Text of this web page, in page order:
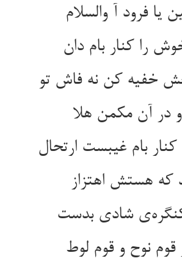
فرود آ والسلام
را کنار بام دان
خفیه کن نه فاش تو
در آن مکمن هلا
بام غیبست ارتحال
که هستش اهتزاز
شادی بدست
نوح و قوم لوط